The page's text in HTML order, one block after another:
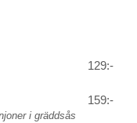
129:-
159:-
i gräddsås